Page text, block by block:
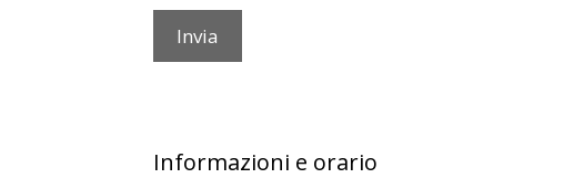
Informazioni e orario